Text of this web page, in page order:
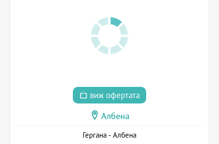
виж офертата
Албена
Гергана - Албена